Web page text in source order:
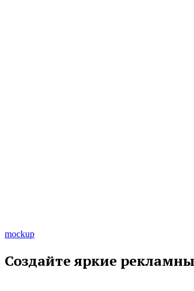
mockup
Создайте яркие